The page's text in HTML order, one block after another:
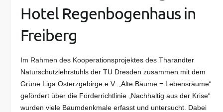
Hotel Regenbogenhaus in
Freiberg
Im Rahmen des Kooperationsprojektes des Tharandter
Naturschutzlehrstuhls der TU Dresden zusammen mit dem
Grüne Liga Osterzgebirge e.V. „Alte Bäume = Lebensräume“
gefördert über die Förderrichtlinie „Nachhaltig aus der Krise“
wurden viele Baumdenkmale erfasst und untersucht. Dabei